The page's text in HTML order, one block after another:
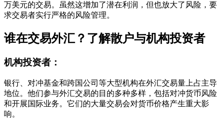
万美元的交易。虽然这增加了潜在利润，但也放大了风险，要
求交易者实行严格的风险管理。
谁在交易外汇？了解散户与机构投资者
机构投资者：
银行、对冲基金和跨国公司等大型机构在外汇交易量上占主导
地位。他们参与外汇交易的目的多种多样，包括对冲货币风险
和开展国际业务。它们的大量交易会对货币价格产生重大影
响。